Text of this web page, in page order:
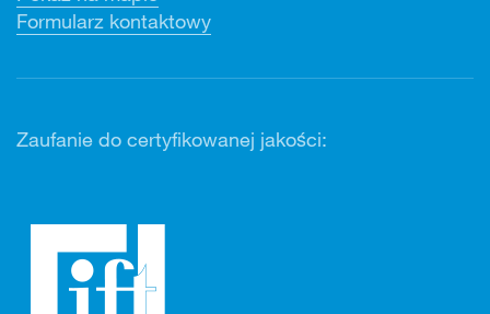
Formularz kontaktowy
Zaufanie do certyfikowanej jakości: